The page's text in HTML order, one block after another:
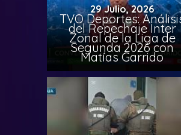
29 Julio, 2026
TVO Deportes:
del Repechaje Inter
Zonal de la Liga de
Segunda 2026 con
Matías Garrido